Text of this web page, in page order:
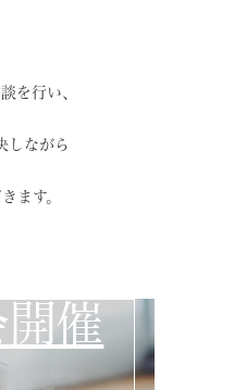
を行い、
しながら
ます。
催